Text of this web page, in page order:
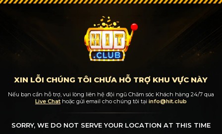
XIN LỖI CHÚNG TÔI CHƯA HỖ TRỢ KHU VỰC NÀY
Nếu bạn cần hỗ trợ, vui lòng liên hệ đội ngũ Chăm sóc Khách hàng 24/7 qua
Live Chathoặc gửi email cho chúng tôi tại info@hit.club
SORRY, WE DO NOT SERVE YOUR LOCATION AT THIS TIME